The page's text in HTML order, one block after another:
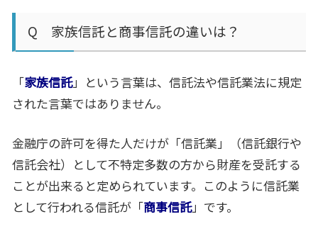
Q 家族信託と商事信託の違いは？
「家族信託」という言葉は、信託法や信託業法に規定
された言葉ではありません。
金融庁の許可を得た人だけが「信託業」（信託銀行や
信託会社）として不特定多数の方から財産を受託する
ことが出来ると定められています。このように信託業
として行われる信託が「商事信託」です。